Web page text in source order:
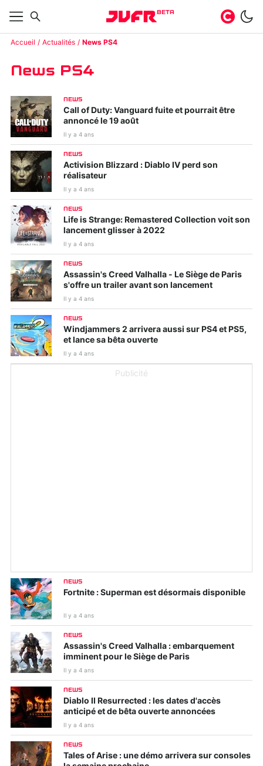
BETA
Accueil Actualités News PS4
News PS4
NEWS
Call of Duty: Vanguard fuite et pourrait être
annoncé le 19 août
Il y a 4 ans
NEWS
Activision Blizzard : Diablo IV perd son
réalisateur
Il y a 4 ans
NEWS
Life is Strange: Remastered Collection voit son
lancement glisser à 2022
Il y a 4 ans
NEWS
Assassin's Creed Valhalla - Le Siège de Paris
s'offre un trailer avant son lancement
Il y a 4 ans
NEWS
Windjammers 2 arrivera aussi sur PS4 et PS5,
et lance sa bêta ouverte
Il y a 4 ans
Publicité
NEWS
Fortnite : Superman est désormais disponible
Il y a 4 ans
NEWS
Assassin's Creed Valhalla : embarquement
imminent pour le Siège de Paris
Il y a 4 ans
NEWS
Diablo II Resurrected : les dates d'accès
anticipé et de bêta ouverte annoncées
Il y a 4 ans
NEWS
Tales of Arise : une démo arrivera sur consoles